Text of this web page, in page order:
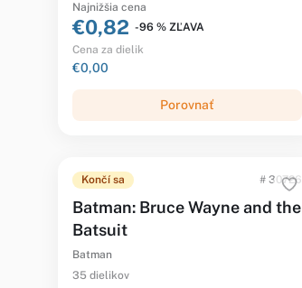
Najnižšia cena
€0,82 -96 % ZĽAVA
Cena za dielik
€0,00
Porovnať
Končí sa # 30726
Batman: Bruce Wayne and the
Batsuit
Batman
35 dielikov